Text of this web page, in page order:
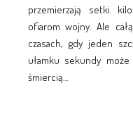
przemierzają setki
ofiarom wojny. Ale
czasach, gdy jeden
ułamku sekundy
śmiercią…